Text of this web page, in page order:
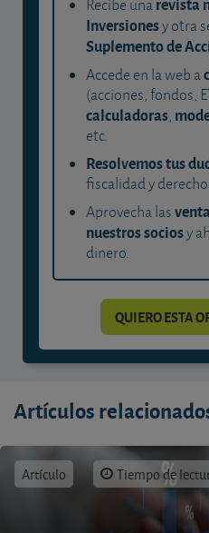
Recibe una
Inversionesy otra
Suplemento de
Accede en la web a
(acciones, fondos,
calculadoras,
etc.
Resolvemos tus
fiscalidad y
Aprovecha las
nuestros sociosy
dinero.
QUIERO ESTA
Artículos
Artículo Tiempo de